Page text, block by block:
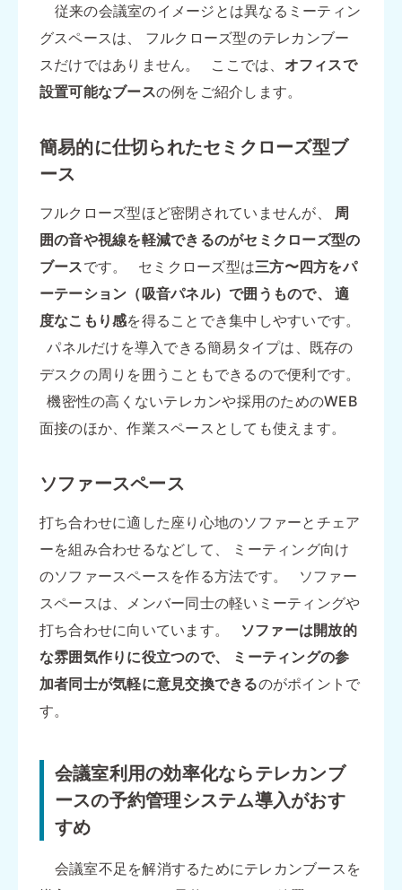
従来の会議室のイメージとは異なるミーティン
グスペースは、 フルクローズ型のテレカンブー
スだけではありません。 ここでは、 オフィスで
設置可能なブースの例をご紹介します。
簡易的に仕切られたセミクローズ型ブ
ース
フルクローズ型ほど密閉されていませんが、 周
囲の音や視線を軽減できるのがセミクローズ型の
ブースです。 セミクローズ型は三方〜四方をパ
ーテーション（吸音パネル）で囲うもので、
適
度なこもり感を得ることでき集中しやすいです。
パネルだけを導入できる簡易タイプは、既存の
デスクの周りを囲うこともできるので便利です。
機密性の高くないテレカンや採用のためのWEB
面接のほか、作業スペースとしても使えます。
ソファースペース
打ち合わせに適した座り心地のソファーとチェア
ーを組み合わせるなどして、 ミーティング向け
のソファースペースを作る方法です。 ソファー
スペースは、メンバー同士の軽いミーティングや
打ち合わせに向いています。
ソファーは開放的
な雰囲気作りに役立つので、
ミーティングの参
加者同士が気軽に意見交換できるのがポイントで
す。
会議室利用の効率化ならテレカンブ
ースの予約管理システム導入がおす
すめ
会議室不足を解消するためにテレカンブースを